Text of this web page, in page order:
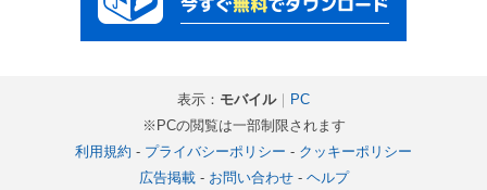
表示： モバイル｜ PC
※PCの閲覧は一部制限されます
利用規約 - プライバシーポリシー - クッキーポリシー
広告掲載- お問い合わせ- ヘルプ